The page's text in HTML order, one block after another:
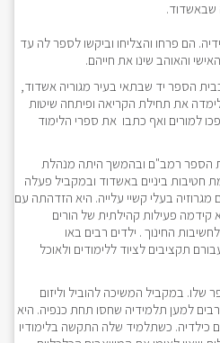
שבאשדוד.
הם פרחו והצליחו וביקשו לספר לה עד
והאוהב שינו את חייהם.
הספר יד שבתאי בעיר מגוריה אשדוד,
את תחילת הקריאה ופיתחה שיטות
למורים ואף כתבו את ספרי הלימוד
הספר רמב"ם ובהמשך היתה מנהלת
חטיבות ביניים באשדוד ובמקביל פעלה
מגרוזיה בעלי קשיי עלייה. היא הזדהתה עם
קידמה פעילות קהילתית של הורים
החינוך . ילדים רבים באו
תקציבים לציוד ללימודים ולאוכל
במקביל המשיכה להוביל וליזום
למען תלמידיה שחסו תחת כנפיה. היא
כילדיה. כשתלמיד שלה התקשה בלימודיו